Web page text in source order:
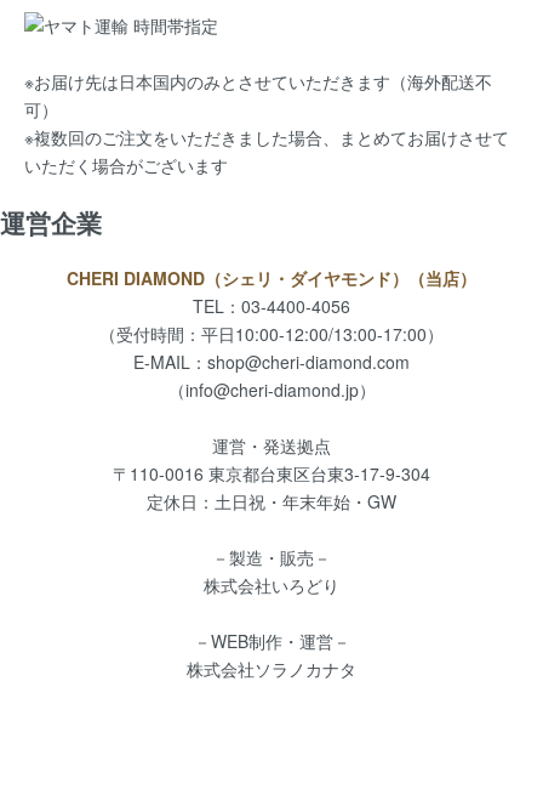
※お届け先は日本国内のみとさせていただきます（海外配送不
可）
※複数回のご注文をいただきました場合、まとめてお届けさせて
いただく場合がございます
運営企業
CHERI DIAMOND（シェリ・ダイヤモンド）（当店）
TEL：03-4400-4056
（受付時間：平日10:00-12:00/13:00-17:00）
E-MAIL： shop@cheri-diamond.com
（info@cheri-diamond.jp）
運営・発送拠点
〒110-0016 東京都台東区台東3-17-9-304
定休日：土日祝・年末年始・GW
－製造・販売－
株式会社いろどり
－WEB制作・運営－
株式会社ソラノカナタ